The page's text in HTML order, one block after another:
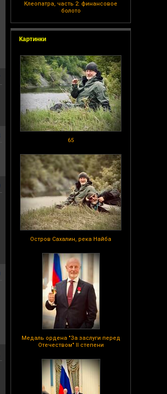
Клеопатра, часть 2: финансовое
болото
Картинки
65
Остров Сахалин, река Найба
Медаль ордена "За заслуги перед
Отечеством" II степени